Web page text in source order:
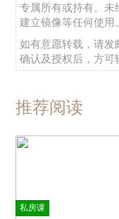
专属所有或持有。未
建立镜像等任何使用。
如有意愿转载，请发
确认及授权后，方可
推荐阅读
私房课